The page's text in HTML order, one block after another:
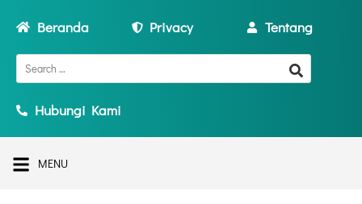
Beranda Privacy Tentang
Hubungi Kami
MENU